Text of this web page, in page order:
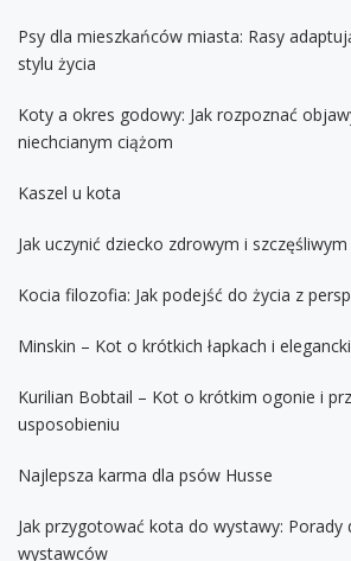
Psy dla mieszkańców miasta: Rasy
stylu życia
Koty a okres godowy: Jak rozpoznać
niechcianym ciążom
Kaszel u kota
Jak uczynić dziecko zdrowym i
Kocia filozofia: Jak podejść do życia z
Minskin – Kot o krótkich łapkach i
Kurilian Bobtail – Kot o krótkim ogonie i
usposobieniu
Najlepsza karma dla psów Husse
Jak przygotować kota do wystawy: Porady
wystawców